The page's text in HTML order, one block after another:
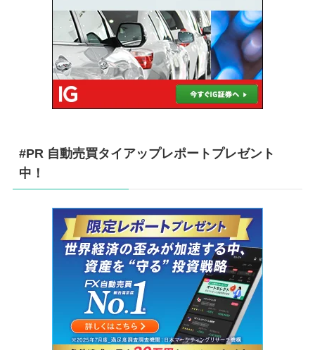
#PR 自動売買タイアップレポートプレゼント
中！